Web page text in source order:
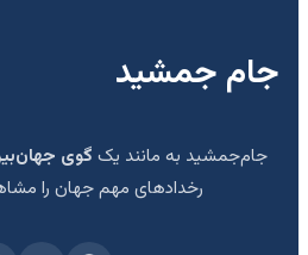
جام جمشید
جام‌جمشید به مانند یک گوی
رخدادهای مهم جهان را